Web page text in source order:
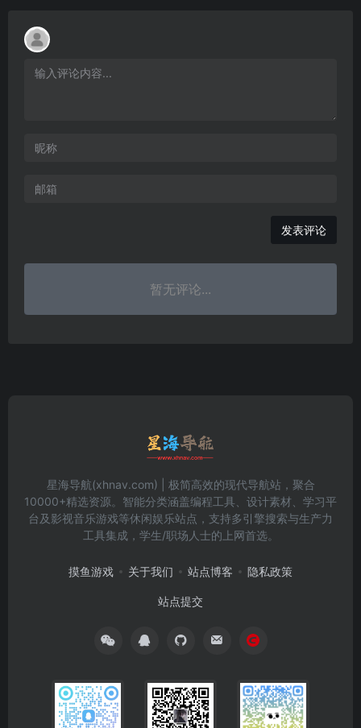
发表评论
暂无评论...
星海导航(xhnav.com) | 极简高效的现代导航站，聚合
10000+精选资源。智能分类涵盖编程工具、设计素材、学习平
台及影视音乐游戏等休闲娱乐站点，支持多引擎搜索与生产力
工具集成，学生/职场人士的上网首选。
摸鱼游戏 关于我们 站点博客 隐私政策
站点提交